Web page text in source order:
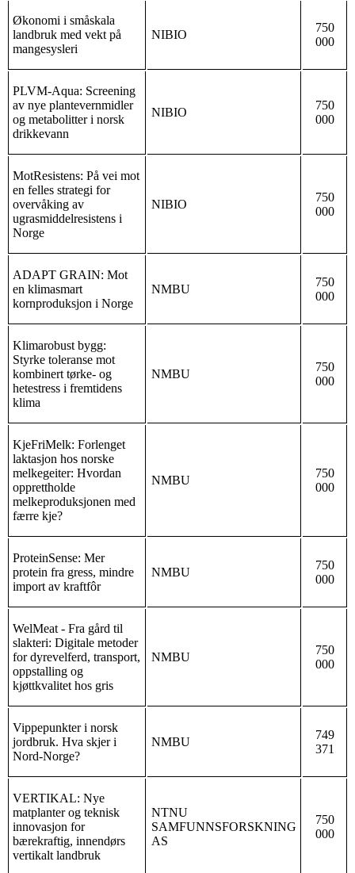
Økonomi i småskala
landbruk med vekt på
mangesysleri
NIBIO
750
000
PLVM-Aqua: Screening
av nye plantevernmidler
og metabolitter i norsk
drikkevann
NIBIO
750
000
MotResistens: På vei mot
en felles strategi for
overvåking av
ugrasmiddelresistens i
Norge
NIBIO
750
000
ADAPT GRAIN: Mot
en klimasmart
kornproduksjon i Norge
NMBU
750
000
Klimarobust bygg:
Styrke toleranse mot
kombinert tørke- og
hetestress i fremtidens
klima
NMBU
750
000
KjeFriMelk: Forlenget
laktasjon hos norske
melkegeiter: Hvordan
opprettholde
melkeproduksjonen med
færre kje?
NMBU
750
000
ProteinSense: Mer
protein fra gress, mindre
import av kraftfôr
NMBU
750
000
WelMeat - Fra gård til
slakteri: Digitale metoder
for dyrevelferd, transport,
oppstalling og
kjøttkvalitet hos gris
NMBU
750
000
Vippepunkter i norsk
jordbruk. Hva skjer i
Nord-Norge?
NMBU
749
371
VERTIKAL: Nye
matplanter og teknisk
innovasjon for
bærekraftig, innendørs
vertikalt landbruk
NTNU
SAMFUNNSFORSKNING
AS
750
000